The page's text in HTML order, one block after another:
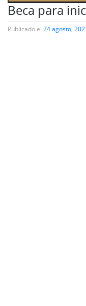
Beca para
Publicado el 24 agosto,